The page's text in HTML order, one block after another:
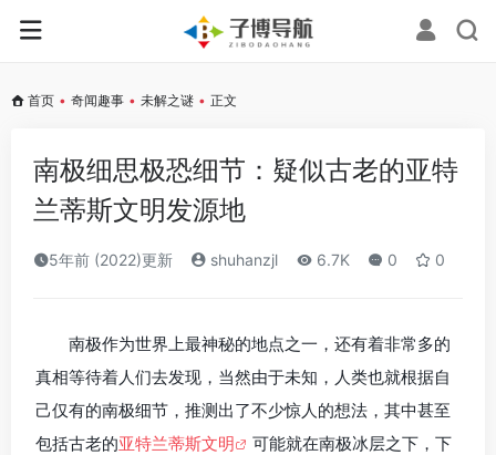
首页 • 奇闻趣事 • 未解之谜 • 正文
南极细思极恐细节：疑似古老的亚特
兰蒂斯文明发源地
5年前 (2022)更新 shuhanzjl 6.7K 0 0
南极作为世界上最神秘的地点之一，还有着非常多的
真相等待着人们去发现，当然由于未知，人类也就根据自
己仅有的南极细节，推测出了不少惊人的想法，其中甚至
包括古老的亚特兰蒂斯文明
可能就在南极冰层之下，下